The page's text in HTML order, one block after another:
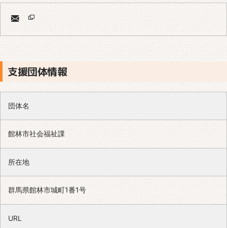
支援団体情報
団体名
館林市社会福祉課
所在地
群馬県館林市城町1番1号
URL